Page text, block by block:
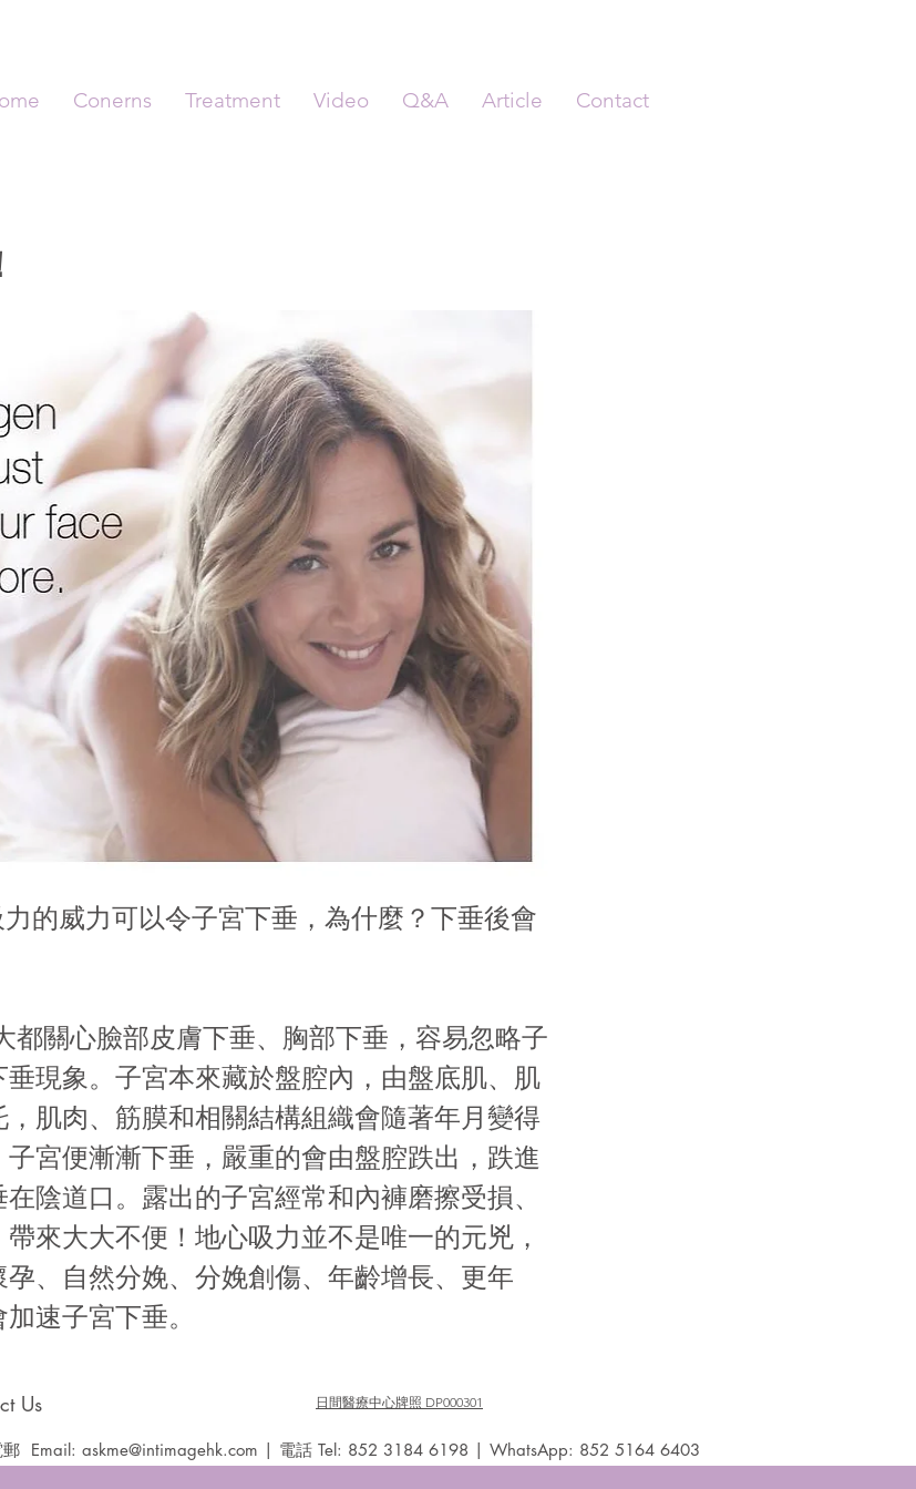
Conerns Treatment Video Q&A Article Contact
的威力可以令子宮下垂，為什麼？下垂後會
都關心臉部皮膚下垂、胸部下垂，容易忽略子
現象。子宮本來藏於盤腔內，由盤底肌、肌
肌肉、筋膜和相關結構組織會隨著年月變得
宮便漸漸下垂，嚴重的會由盤腔跌出，跌進
陰道口。露出的子宮經常和內褲磨擦受損、
來大大不便！地心吸力並不是唯一的元兇，
、自然分娩、分娩創傷、年齡增長、更年
速子宮下垂。
Us 日間醫療中心牌照 DP000301
Email: askme@intimagehk.com | 電話 Tel: 852 3184 6198 | WhatsApp: 852 5164 6403